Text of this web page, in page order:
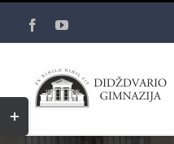
FacebookYouTube
Toggle
Sliding